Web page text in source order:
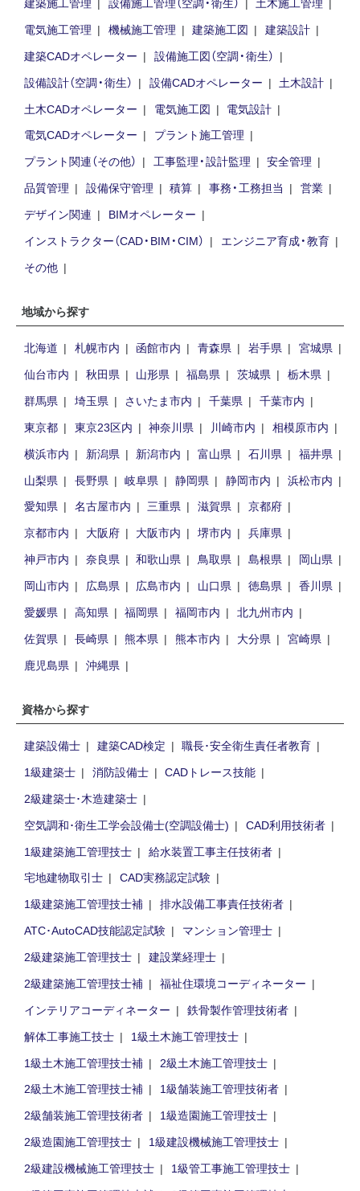
電気施工管理
機械施工管理 建築施工図
建築設計
建築CADオペレーター
設備施工図（空調・衛生）
設備設計（空調・衛生）
設備CADオペレーター
土木設計
土木CADオペレーター
電気施工図
電気設計
電気CADオペレーター
プラント施工管理
プラント関連（その他）
工事監理・設計監理
安全管理
品質管理
設備保守管理 積算 事務・工務担当
営業
デザイン関連
BIMオペレーター
インストラクター（CAD・BIM・CIM）
エンジニア育成・教育
その他
地域から探す
北海道 札幌市内 函館市内 青森県 岩手県
宮城県
仙台市内
秋田県 山形県 福島県 茨城県
栃木県
群馬県
埼玉県 さいたま市内 千葉県
千葉市内
東京都
東京23区内 神奈川県 川崎市内
相模原市内
横浜市内
新潟県 新潟市内 富山県 石川県
福井県
山梨県
長野県 岐阜県 静岡県 静岡市内
浜松市内
愛知県
名古屋市内 三重県 滋賀県
京都府
京都市内
大阪府 大阪市内 堺市内
兵庫県
神戸市内
奈良県 和歌山県 鳥取県 島根県
岡山県
岡山市内
広島県 広島市内 山口県 徳島県
香川県
愛媛県
高知県 福岡県 福岡市内
北九州市内
佐賀県
長崎県 熊本県 熊本市内 大分県
宮崎県
鹿児島県
沖縄県
資格から探す
建築設備士 建築CAD検定
職長･安全衛生責任者教育
1級建築士
消防設備士
CADトレース技能
2級建築士･木造建築士
空気調和･衛生工学会設備士(空調設備士)
CAD利用技術者
1級建築施工管理技士
給水装置工事主任技術者
宅地建物取引士
CAD実務認定試験
1級建築施工管理技士補
排水設備工事責任技術者
ATC･AutoCAD技能認定試験
マンション管理士
2級建築施工管理技士
建設業経理士
2級建築施工管理技士補
福祉住環境コーディネーター
インテリアコーディネーター
鉄骨製作管理技術者
解体工事施工技士
1級土木施工管理技士
1級土木施工管理技士補
2級土木施工管理技士
2級土木施工管理技士補
1級舗装施工管理技術者
2級舗装施工管理技術者
1級造園施工管理技士
2級造園施工管理技士
1級建設機械施工管理技士
2級建設機械施工管理技士
1級管工事施工管理技士